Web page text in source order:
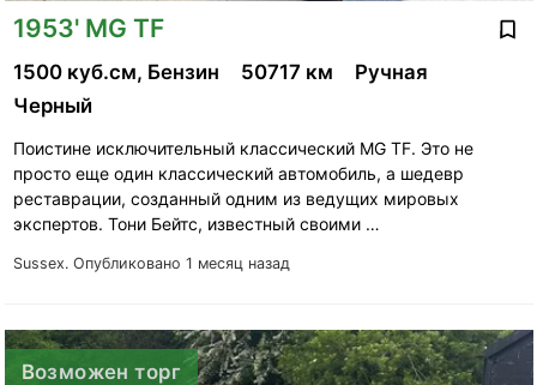
1953' MG TF
Sussex. Опубликовано 1 месяц назад
1500 куб.см, Бензин 50717 км
Ручная
Черный
Поистине исключительный классический MG TF. Это не
просто еще один классический автомобиль, а шедевр
реставрации, созданный одним из ведущих мировых
экспертов. Тони Бейтс, известный своими …
Возможен торг